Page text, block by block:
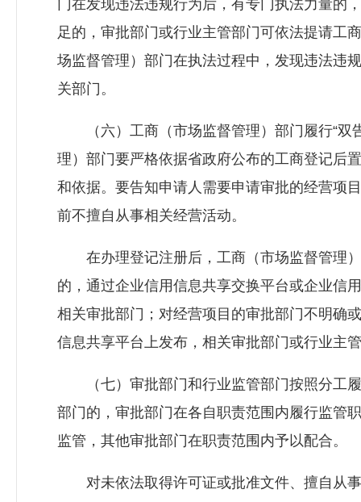
门在发现违法违规行为后，有专门执法力量
足的，审批部门或行业主管部门可依法提请工
场监督管理）部门在执法过程中，发现违法违
关部门。
（六）工商（市场监督管理）部门履行“双
理）部门要严格依据省政府公布的工商登记后
和依据。要告知申请人需要申请审批的经营项
前不擅自从事相关经营活动。
在办理登记注册后，工商（市场监督管理）
的，通过企业信用信息共享交换平台或企业信
相关审批部门；对经营项目的审批部门不明确
信息共享平台上发布，相关审批部门或行业主
（七）审批部门和行业监管部门按照分工履
部门的，审批部门在各自职责范围内履行监管
监管，其他审批部门在职责范围内予以配合。
对未依法取得许可证或批准文件、擅自从事